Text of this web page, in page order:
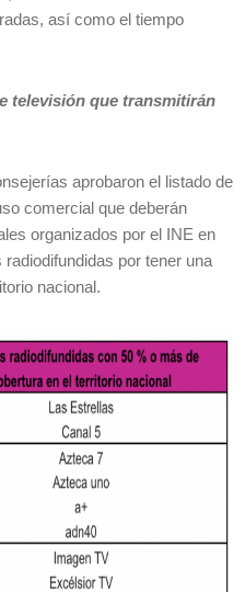
así como el tiempo
televisión que transmitirán
aprobaron el listado de
comercial que deberán
organizados por el INE en
por tener una
nacional.